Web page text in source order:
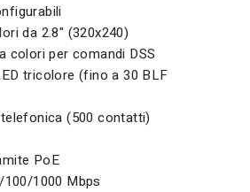
da 2.8" (320x240)
colori per comandi DSS
tricolore (fino a 30 BLF
(500 contatti)
PoE
1000 Mbps